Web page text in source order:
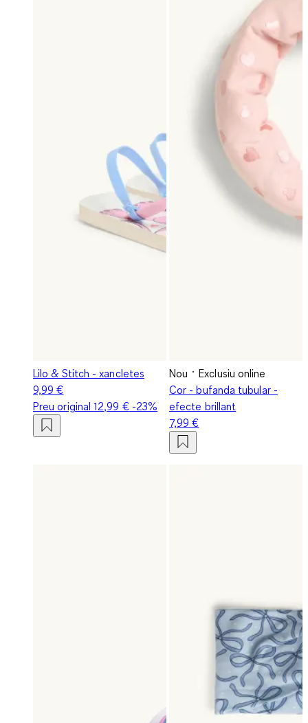
Lilo & Stitch - xancletes
9,99 €
Preu original12,99 €-23%
Nou
Exclusiu online
Cor - bufanda tubular -
efecte brillant
7,99 €